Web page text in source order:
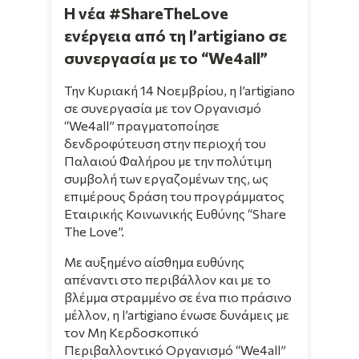
H νέα #ShareTheLove
ενέργεια από τη l’artigiano σε
συνεργασία με το “We4all”
Την Κυριακή 14 Νοεμβρίου, η l’artigiano
σε συνεργασία με τον Οργανισμό
“We4all” πραγματοποίησε
δενδροφύτευση στην περιοχή του
Παλαιού Φαλήρου με την πολύτιμη
συμβολή των εργαζομένων της, ως
επιμέρους δράση του προγράμματος
Εταιρικής Κοινωνικής Ευθύνης “Share
The Love”.
Με αυξημένο αίσθημα ευθύνης
απέναντι στο περιβάλλον και με το
βλέμμα στραμμένο σε ένα πιο πράσινο
μέλλον, η l’artigiano ένωσε δυνάμεις με
τον Μη Κερδοσκοπικό
Περιβαλλοντικό Οργανισμό “We4all”